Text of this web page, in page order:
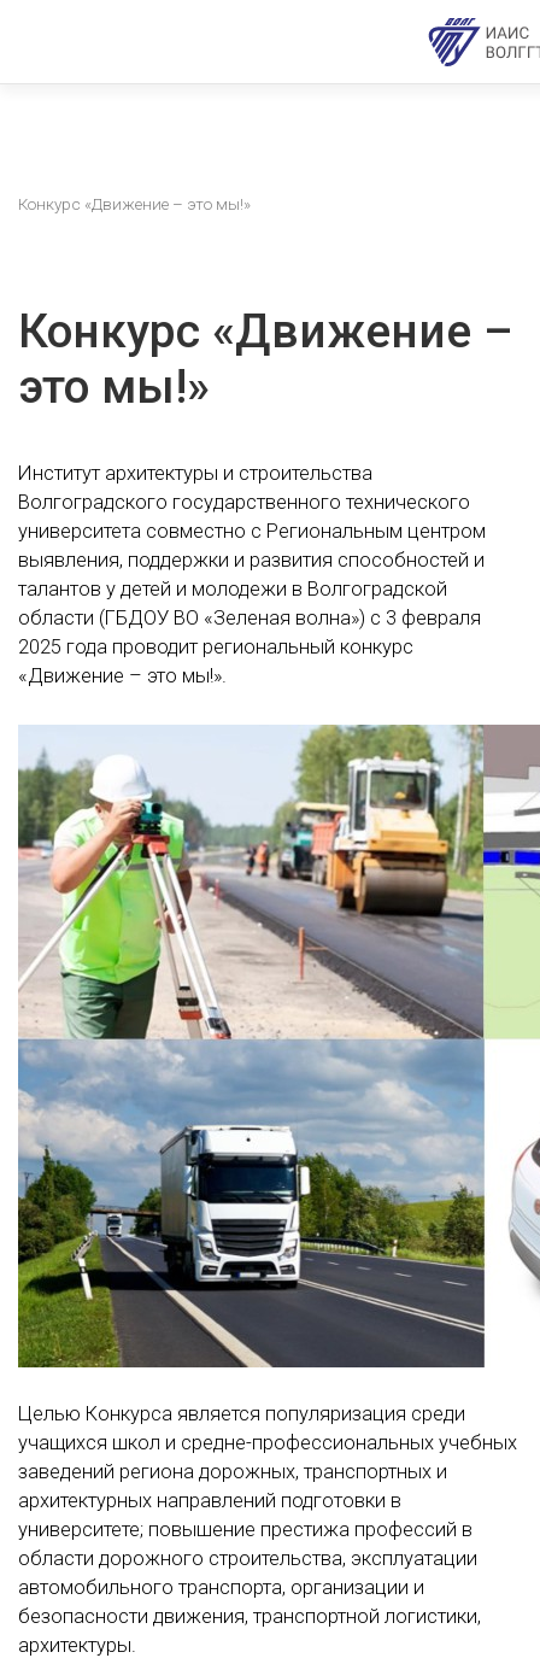
Конкурс «Движение – это мы!»
Конкурс «Движение –
это мы!»
Институт архитектуры и строительства
Волгоградского государственного технического
университета совместно с Региональным центром
выявления, поддержки и развития способностей и
талантов у детей и молодежи в Волгоградской
области (ГБДОУ ВО «Зеленая волна») с 3 февраля
2025 года проводит региональный конкурс
«Движение – это мы!».
Целью Конкурса является популяризация среди
учащихся школ и средне-профессиональных учебных
заведений региона дорожных, транспортных и
архитектурных направлений подготовки в
университете; повышение престижа профессий в
области дорожного строительства, эксплуатации
автомобильного транспорта, организации и
безопасности движения, транспортной логистики,
архитектуры.